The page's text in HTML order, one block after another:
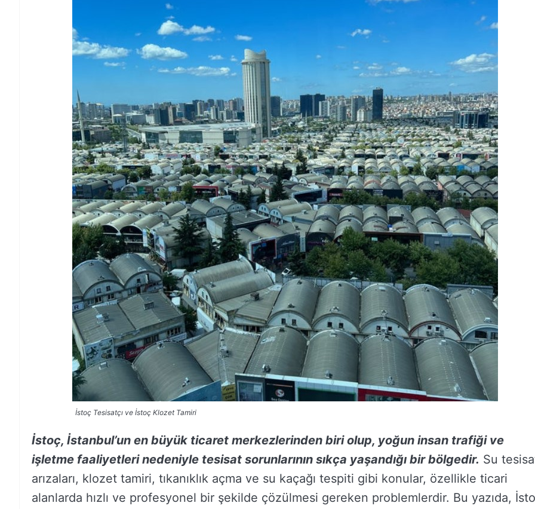
İstoç Tesisatçı ve İstoç Klozet Tamiri
İstoç, İstanbul’un en büyük ticaret merkezlerinden biri olup, yoğun insan trafiği ve
işletme faaliyetleri nedeniyle tesisat sorunlarının sıkça yaşandığı bir bölgedir. Su
arızaları, klozet tamiri, tıkanıklık açma ve su kaçağı tespiti gibi konular, özellikle ticari
alanlarda hızlı ve profesyonel bir şekilde çözülmesi gereken problemlerdir. Bu yazıda,